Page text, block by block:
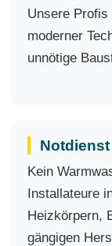
Unsere Profis
moderner
unnötige
Kein
Installateure
Heizkörpern,
gängigen